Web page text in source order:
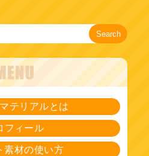
Search
テリアルとは
フィール
素材の使い方